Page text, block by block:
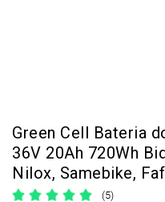
Green Cell Bateria
36V 20Ah 720Wh
Nilox, Samebike,
(5)